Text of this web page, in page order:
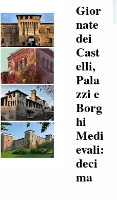
Gior
nate
dei
Cast
elli,
Pala
zzi e
Borg
hi
Medi
evali:
deci
ma